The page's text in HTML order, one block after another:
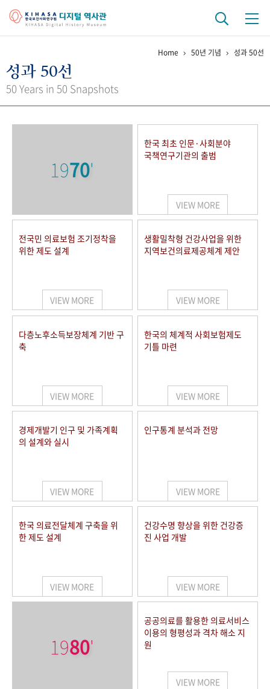
걸어온 길 기관 변천사
키워드로 보는 연구 역사
연구자들
사진 아카이브 문서 기록물 행정박물 영상 기록물
50+1 주년 기념
세계와 함께 한 KIHASA
VR 역사관
Home 50년 기념 성과 50선
성과 50선
50 Years in 50 Snapshots
1970'
한국 최초 인문·사회분야
국책연구기관의 출범
VIEW MORE
전국민 의료보험 조기정착을
위한 제도 설계
VIEW MORE
생활밀착형 건강사업을 위한
지역보건의료제공체계 제안
VIEW MORE
다층노후소득보장체계 기반 구
축
VIEW MORE
한국의 체계적 사회보험제도
기틀 마련
VIEW MORE
경제개발기 인구 및 가족계획
의 설계와 실시
VIEW MORE
인구통계 분석과 전망
VIEW MORE
한국 의료전달체계 구축을 위
한 제도 설계
VIEW MORE
건강수명 향상을 위한 건강증
진 사업 개발
VIEW MORE
1980'
공공의료를 활용한 의료서비스
이용의 형평성과 격차 해소 지
원
VIEW MORE